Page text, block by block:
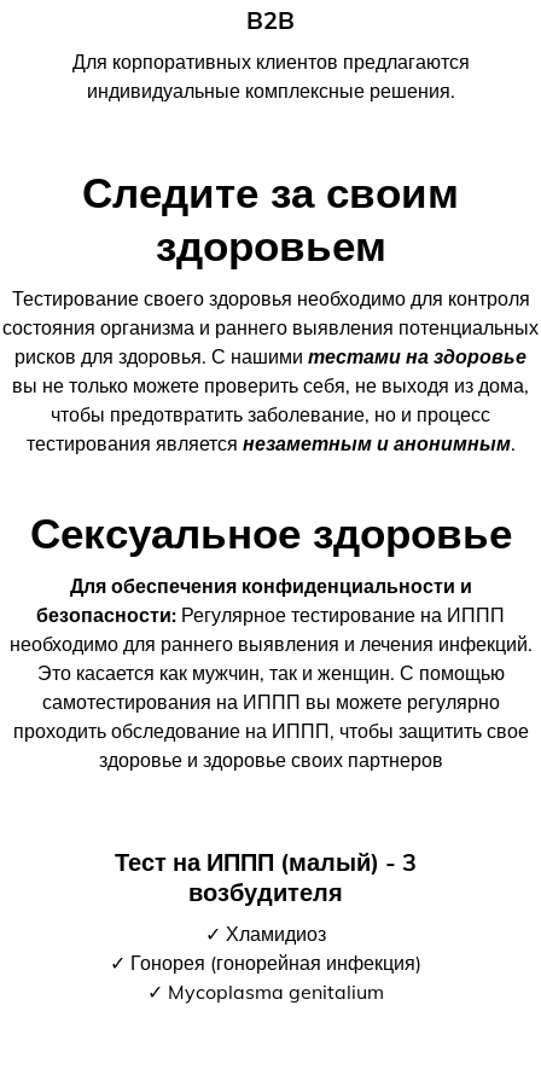
B2B
Для корпоративных клиентов предлагаются
индивидуальные комплексные решения.
Следите за своим
здоровьем
Тестирование своего здоровья необходимо для контроля
состояния организма и раннего выявления потенциальных
рисков для здоровья. С нашими тестами на здоровье
вы не только можете проверить себя, не выходя из дома,
чтобы предотвратить заболевание, но и процесс
тестирования является незаметным и анонимным.
Сексуальное здоровье
Для обеспечения конфиденциальности и
безопасности: Регулярное тестирование на ИППП
необходимо для раннего выявления и лечения инфекций.
Это касается как мужчин, так и женщин. С помощью
самотестирования на ИППП вы можете регулярно
проходить обследование на ИППП, чтобы защитить свое
здоровье и здоровье своих партнеров
Тест на ИППП (малый) - 3
возбудителя
✓ Хламидиоз
✓ Гонорея (гонорейная инфекция)
✓ Mycoplasma genitalium